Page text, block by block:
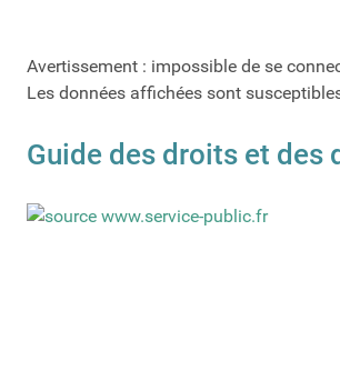
Avertissement : impossible de se
Les données affichées sont
Guide des droits et